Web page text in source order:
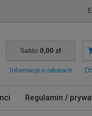
Saldo 0,00 zł
Informacje o rabatach
Regulamin /